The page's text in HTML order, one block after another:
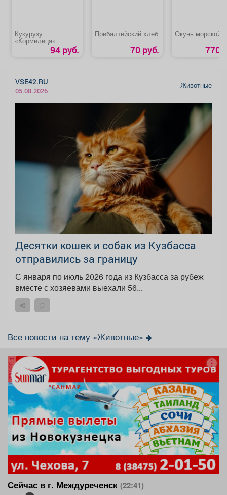
Кукурузу
«Кормилица»
94 руб.
Прибалтийский хлеб
70 руб.
Окунь морской
770
VSE42.RU
05.08.2026
Животные
Десятки кошек и собак из Кузбасса
отправились за границу
С января по июль 2026 года из Кузбасса за рубеж
вместе с хозяевами выехали 56...
Все новости на тему «Животные»
реклама
Сейчас в г. Междуреченск (22:41)